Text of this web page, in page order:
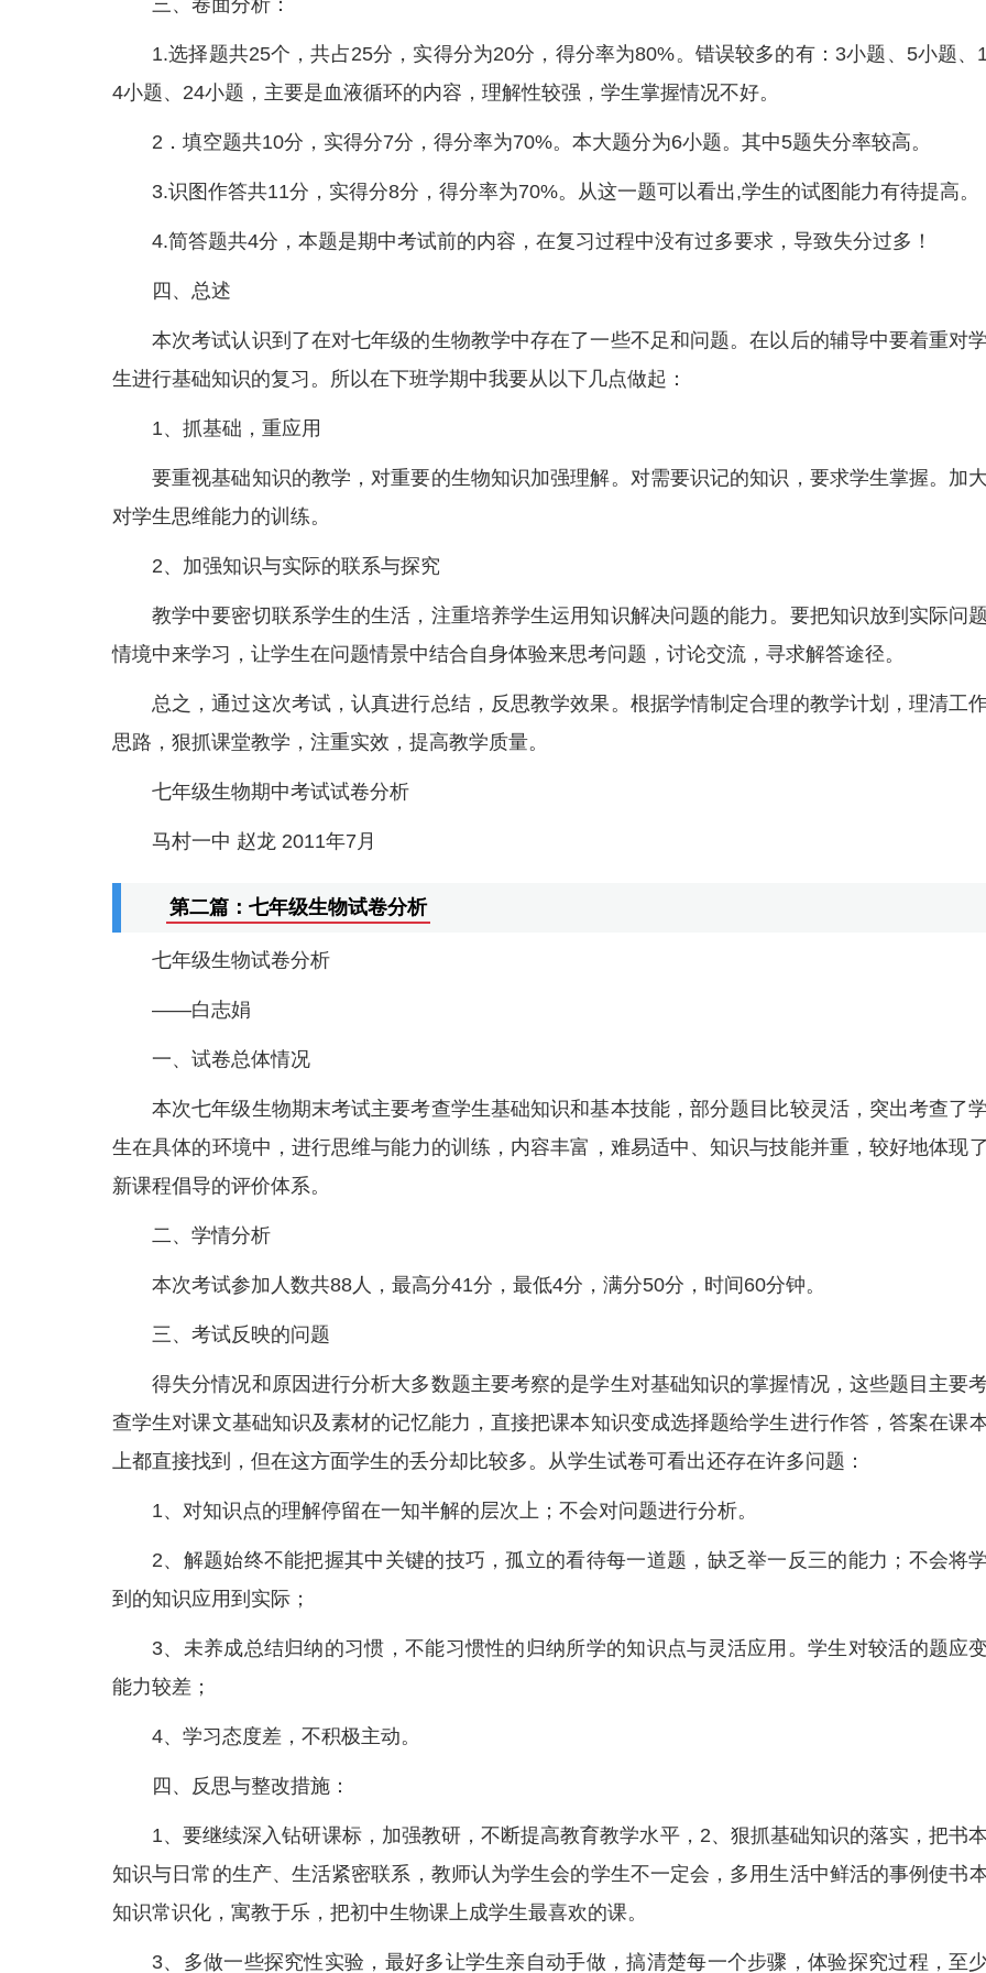
三、卷面分析：
1.选择题共25个，共占25分，实得分为20分，得分率为80%。错误较多的有：3小题、5小题、
4小题、24小题，主要是血液循环的内容，理解性较强，学生掌握情况不好。
2．填空题共10分，实得分7分，得分率为70%。本大题分为6小题。其中5题失分率较高。
3.识图作答共11分，实得分8分，得分率为70%。从这一题可以看出,学生的试图能力有待提高。
4.简答题共4分，本题是期中考试前的内容，在复习过程中没有过多要求，导致失分过多！
四、总述
本次考试认识到了在对七年级的生物教学中存在了一些不足和问题。在以后的辅导中要着重对
生进行基础知识的复习。所以在下班学期中我要从以下几点做起：
1、抓基础，重应用
要重视基础知识的教学，对重要的生物知识加强理解。对需要识记的知识，要求学生掌握。加
对学生思维能力的训练。
2、加强知识与实际的联系与探究
教学中要密切联系学生的生活，注重培养学生运用知识解决问题的能力。要把知识放到实际问
情境中来学习，让学生在问题情景中结合自身体验来思考问题，讨论交流，寻求解答途径。
总之，通过这次考试，认真进行总结，反思教学效果。根据学情制定合理的教学计划，理清工
思路，狠抓课堂教学，注重实效，提高教学质量。
七年级生物期中考试试卷分析
马村一中 赵龙 2011年7月
第二篇：七年级生物试卷分析
七年级生物试卷分析
——白志娟
一、试卷总体情况
本次七年级生物期末考试主要考查学生基础知识和基本技能，部分题目比较灵活，突出考查了
生在具体的环境中，进行思维与能力的训练，内容丰富，难易适中、知识与技能并重，较好地体现
新课程倡导的评价体系。
二、学情分析
本次考试参加人数共88人，最高分41分，最低4分，满分50分，时间60分钟。
三、考试反映的问题
得失分情况和原因进行分析大多数题主要考察的是学生对基础知识的掌握情况，这些题目主要
查学生对课文基础知识及素材的记忆能力，直接把课本知识变成选择题给学生进行作答，答案在课
上都直接找到，但在这方面学生的丢分却比较多。从学生试卷可看出还存在许多问题：
1、对知识点的理解停留在一知半解的层次上；不会对问题进行分析。
2、解题始终不能把握其中关键的技巧，孤立的看待每一道题，缺乏举一反三的能力；不会将
到的知识应用到实际；
3、未养成总结归纳的习惯，不能习惯性的归纳所学的知识点与灵活应用。学生对较活的题应
能力较差；
4、学习态度差，不积极主动。
四、反思与整改措施：
1、要继续深入钻研课标，加强教研，不断提高教育教学水平，2、狠抓基础知识的落实，把书
知识与日常的生产、生活紧密联系，教师认为学生会的学生不一定会，多用生活中鲜活的事例使书
知识常识化，寓教于乐，把初中生物课上成学生最喜欢的课。
3、多做一些探究性实验，最好多让学生亲自动手做，搞清楚每一个步骤，体验探究过程，至